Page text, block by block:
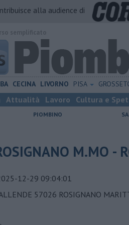
alla audience di
CECINA LIVORNO PISA
Attualità Lavoro Cultura e
PIOMBINO
M.MO -
12-29 09:04:01
ALLENDE 57026 ROSIGNANO